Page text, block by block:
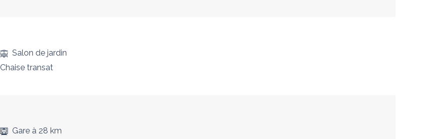
Salon de jardin
Chaise transat
Gareà 28 km